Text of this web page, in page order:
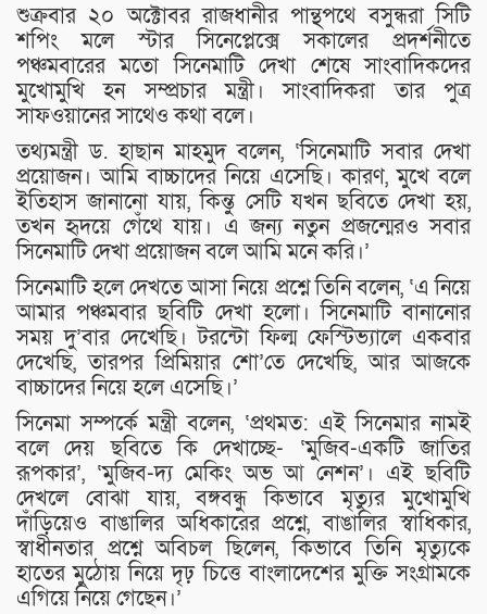
শুক্রবার ২০ অক্টোবর রাজধানীর পান্থপথে বসুন্ধরা সিটি
শপিং মলে স্টার সিনেপ্লেক্সে সকালের প্রদর্শনীতে
পঞ্চমবারের মতো সিনেমাটি দেখা শেষে সাংবাদিকদের
মুখোমুখি হন সম্প্রচার মন্ত্রী। সাংবাদিকরা তার পুত্র
সাফওয়ানের সাথেও কথা বলে।
তথ্যমন্ত্রী ড. হাছান মাহমুদ বলেন, ‘সিনেমাটি সবার দেখা
প্রয়োজন। আমি বাচ্চাদের নিয়ে এসেছি। কারণ, মুখে বলে
ইতিহাস জানানো যায়, কিন্তু সেটি যখন ছবিতে দেখা হয়,
তখন হৃদয়ে গেঁথে যায়। এ জন্য নতুন প্রজন্মেরও সবার
সিনেমাটি দেখা প্রয়োজন বলে আমি মনে করি।’
সিনেমাটি হলে দেখতে আসা নিয়ে প্রশ্নে তিনি বলেন, ‘এ নিয়ে
আমার পঞ্চমবার ছবিটি দেখা হলো। সিনেমাটি বানানোর
সময় দু’বার দেখেছি। টরন্টো ফিল্ম ফেস্টিভ্যালে একবার
দেখেছি, তারপর প্রিমিয়ার শো’তে দেখেছি, আর আজকে
বাচ্চাদের নিয়ে হলে এসেছি।’
সিনেমা সম্পর্কে মন্ত্রী বলেন, ‘প্রথমত: এই সিনেমার নামই
বলে দেয় ছবিতে কি দেখাচ্ছে- ‘মুজিব-একটি জাতির
রূপকার’, ‘মুজিব-দ্য মেকিং অভ আ নেশন’। এই ছবিটি
দেখলে বোঝা যায়, বঙ্গবন্ধু কিভাবে মৃত্যুর মুখোমুখি
দাঁড়িয়েও বাঙালির অধিকারের প্রশ্নে, বাঙালির স্বাধিকার,
স্বাধীনতার প্রশ্নে অবিচল ছিলেন, কিভাবে তিনি মৃত্যুকে
হাতের মুঠোয় নিয়ে দৃঢ় চিত্তে বাংলাদেশের মুক্তি সংগ্রামকে
এগিয়ে নিয়ে গেছেন।’